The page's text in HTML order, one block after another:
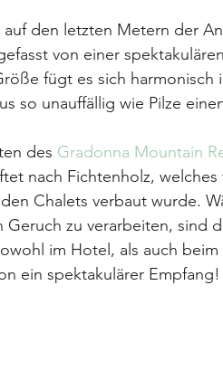
den letzten Metern der
von einer
fügt es sich harmonisch
so unauffällig wie Pilze
des Gradonna Mountain
nach Fichtenholz,
Chalets verbaut wurde.
zu verarbeiten, sind
im Hotel, als auch
ein spektakulärer Empfang!